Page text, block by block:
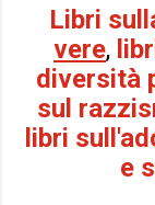
Libri
vere,
diversità
sul
libri
e